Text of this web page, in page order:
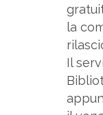
la
Il